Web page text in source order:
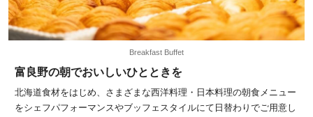
Breakfast Buffet
富良野の朝でおいしいひとときを
北海道食材をはじめ、さまざまな西洋料理・日本料理の朝食メニュー
をシェフパフォーマンスやブッフェスタイルにて日替わりでご用意し